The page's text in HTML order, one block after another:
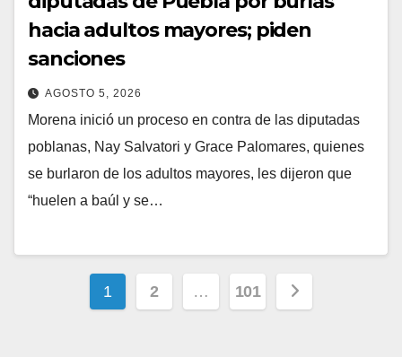
hacia adultos mayores; piden
sanciones
AGOSTO 5, 2026
Morena inició un proceso en contra de las diputadas
poblanas, Nay Salvatori y Grace Palomares, quienes
se burlaron de los adultos mayores, les dijeron que
“huelen a baúl y se…
Paginación
1 2 … 101